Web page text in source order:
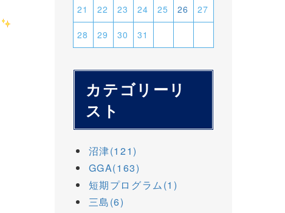
21 22 23 24 25 26 27
28 29 30 31
カテゴリーリ
スト
沼津(121)
GGA(163)
短期プログラム(1)
三島(6)